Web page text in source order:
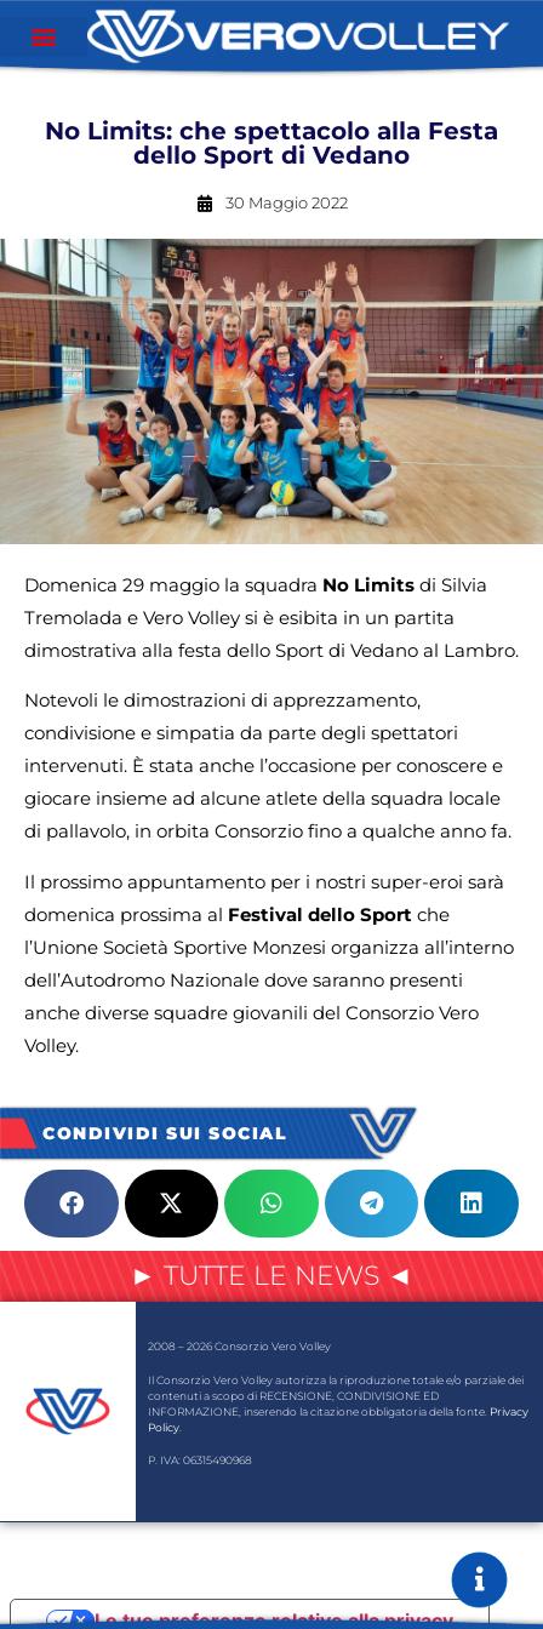
No Limits: che spettacolo alla Festa
dello Sport di Vedano
30 Maggio 2022
Domenica 29 maggio la squadra No Limits di Silvia
Tremolada e Vero Volley si è esibita in un partita
dimostrativa alla festa dello Sport di Vedano al Lambro.
Notevoli le dimostrazioni di apprezzamento,
condivisione e simpatia da parte degli spettatori
intervenuti. È stata anche l’occasione per conoscere e
giocare insieme ad alcune atlete della squadra locale
di pallavolo, in orbita Consorzio fino a qualche anno fa.
Il prossimo appuntamento per i nostri super-eroi sarà
domenica prossima al Festival dello Sport che
l’Unione Società Sportive Monzesi organizza all’interno
dell’Autodromo Nazionale dove saranno presenti
anche diverse squadre giovanili del Consorzio Vero
Volley.
CONDIVIDI SUI SOCIAL
► TUTTE LE NEWS ◄
2008 – 2026 Consorzio Vero Volley
Il Consorzio Vero Volley autorizza la riproduzione totale e/o parziale dei
contenuti a scopo di RECENSIONE, CONDIVISIONE ED
INFORMAZIONE, inserendo la citazione obbligatoria della fonte. Privacy
Policy
P. IVA: 06315490968
Le tue preferenze relative alla privacy